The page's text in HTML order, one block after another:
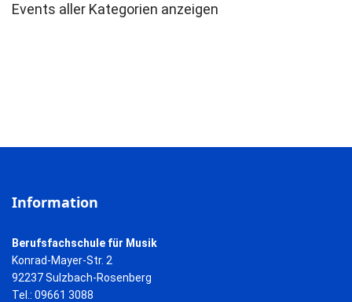
Events aller Kategorien anzeigen
Information
Berufsfachschule für Musik
Konrad-Mayer-Str. 2
92237 Sulzbach-Rosenberg
Tel.: 09661 3088